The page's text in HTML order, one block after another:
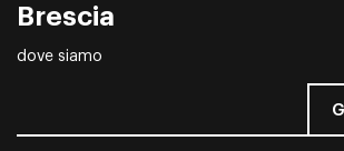
Brescia
dove siamo